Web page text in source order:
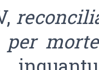
per